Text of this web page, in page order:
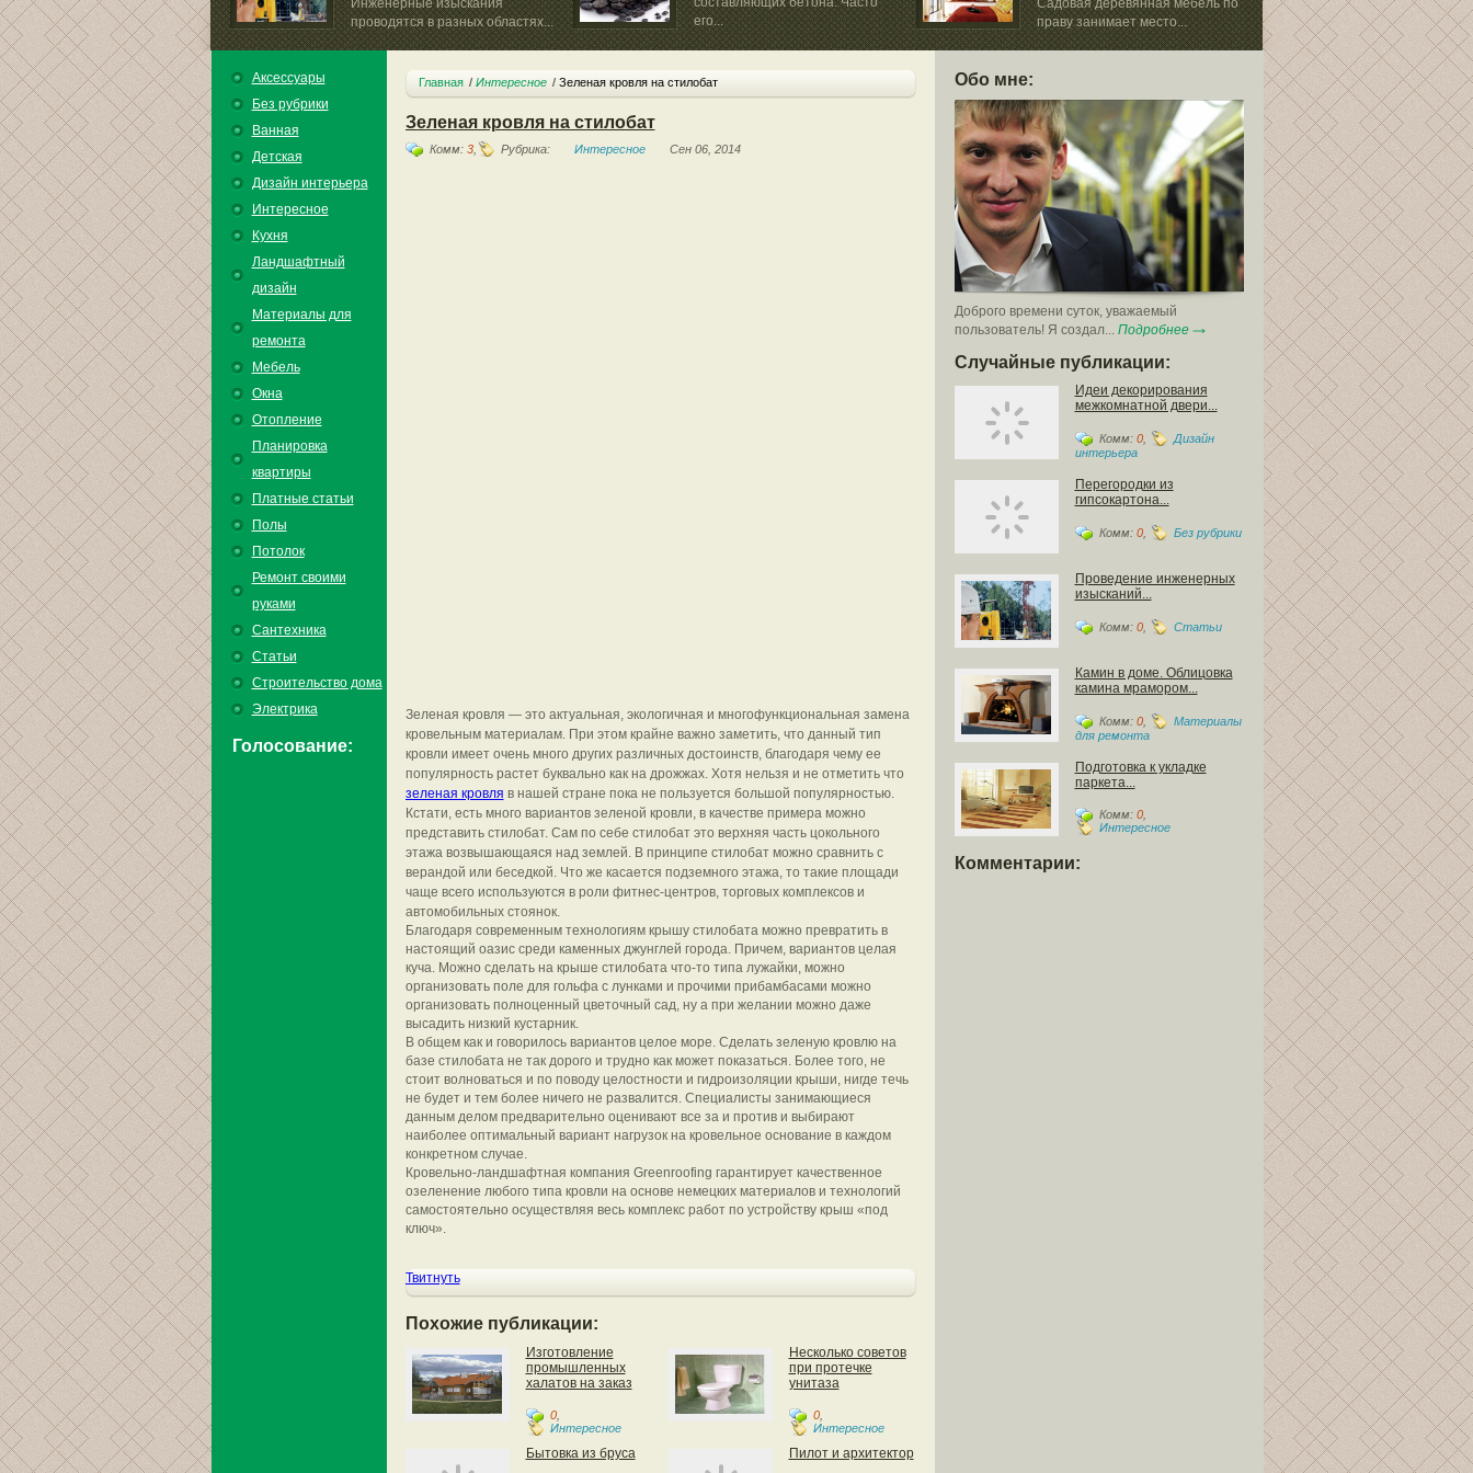
Инженерные изыскания
проводятся в разных областях...
его...
Садовая деревянная мебель по
праву занимает место...
Когда вы
частного
Аксессуары
Без рубрики
Ванная
Детская
Дизайн интерьера
Интересное
Кухня
Ландшафтный
дизайн
Материалы для
ремонта
Мебель
Окна
Отопление
Планировка
квартиры
Платные статьи
Полы
Потолок
Ремонт своими
руками
Сантехника
Статьи
Строительство дома
Электрика
Голосование:
Обо мне:
Доброго времени суток, уважаемый
пользователь! Я создал... Подробнее
Случайные публикации:
Идеи декорирования
межкомнатной двери...
Комм: 0,
Дизайн
интерьера
Перегородки из
гипсокартона...
Комм: 0, Без рубрики
Проведение инженерных
изысканий...
Комм: 0, Статьи
Камин в доме. Облицовка
камина мрамором...
Комм: 0,
Материалы
для ремонта
Подготовка к укладке
паркета...
Комм: 0,
Интересное
Комментарии:
Главная Интересное Зеленая кровля на стилобат
Зеленая кровля на стилобат
Комм: 3, Рубрика: Интересное Сен 06, 2014
Зеленая кровля — это актуальная, экологичная и многофункциональная замена
кровельным материалам. При этом крайне важно заметить, что данный тип
кровли имеет очень много других различных достоинств, благодаря чему ее
популярность растет буквально как на дрожжах. Хотя нельзя и не отметить что
зеленая кровля в нашей стране пока не пользуется большой популярностью.
Кстати, есть много вариантов зеленой кровли, в качестве примера можно
представить стилобат. Сам по себе стилобат это верхняя часть цокольного
этажа возвышающаяся над землей. В принципе стилобат можно сравнить с
верандой или беседкой. Что же касается подземного этажа, то такие площади
чаще всего используются в роли фитнес-центров, торговых комплексов и
автомобильных стоянок.
Благодаря современным технологиям крышу стилобата можно превратить в
настоящий оазис среди каменных джунглей города. Причем, вариантов целая
куча. Можно сделать на крыше стилобата что-то типа лужайки, можно
организовать поле для гольфа с лунками и прочими прибамбасами можно
организовать полноценный цветочный сад, ну а при желании можно даже
высадить низкий кустарник.
В общем как и говорилось вариантов целое море. Сделать зеленую кровлю на
базе стилобата не так дорого и трудно как может показаться. Более того, не
стоит волноваться и по поводу целостности и гидроизоляции крыши, нигде течь
не будет и тем более ничего не развалится. Специалисты занимающиеся
данным делом предварительно оценивают все за и против и выбирают
наиболее оптимальный вариант нагрузок на кровельное основание в каждом
конкретном случае.
Кровельно-ландшафтная компания Greenroofing гарантирует качественное
озеленение любого типа кровли на основе немецких материалов и технологий
самостоятельно осуществляя весь комплекс работ по устройству крыш «под
ключ».
Твитнуть
Похожие публикации:
Изготовление
промышленных
халатов на заказ
0,
Интересное
Несколько советов
при протечке
унитаза
0,
Интересное
Бытовка из бруса Пилот и архитектор